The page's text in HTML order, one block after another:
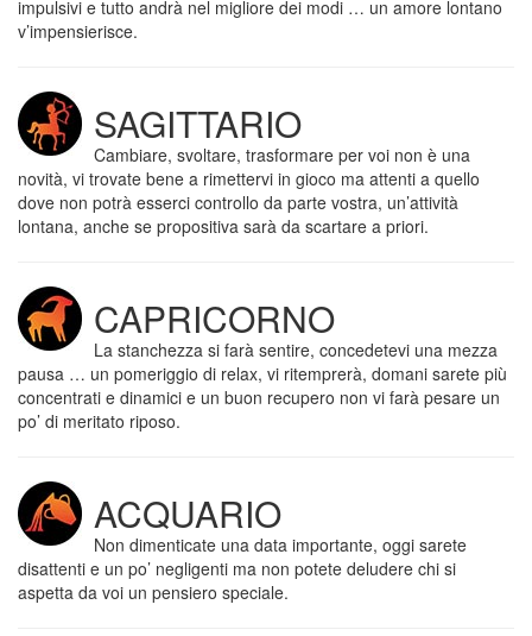
impulsivi e tutto andrà nel migliore dei modi … un amore lontano
v’impensierisce.
SAGITTARIO
Cambiare, svoltare, trasformare per voi non è una
novità, vi trovate bene a rimettervi in gioco ma attenti a quello
dove non potrà esserci controllo da parte vostra, un’attività
lontana, anche se propositiva sarà da scartare a priori.
CAPRICORNO
La stanchezza si farà sentire, concedetevi una mezza
pausa … un pomeriggio di relax, vi ritemprerà, domani sarete più
concentrati e dinamici e un buon recupero non vi farà pesare un
po’ di meritato riposo.
ACQUARIO
Non dimenticate una data importante, oggi sarete
disattenti e un po’ negligenti ma non potete deludere chi si
aspetta da voi un pensiero speciale.